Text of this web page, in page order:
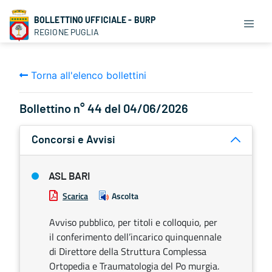
BOLLETTINO UFFICIALE - BURP
REGIONE PUGLIA
Torna all'elenco bollettini
Bollettino n° 44 del 04/06/2026
Concorsi e Avvisi
ASL BARI
Scarica Ascolta
Avviso pubblico, per titoli e colloquio, per
il conferimento dell’incarico quinquennale
di Direttore della Struttura Complessa
Ortopedia e Traumatologia del Po murgia.